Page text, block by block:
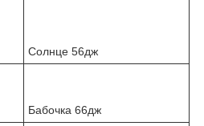
Солнце 56дж
Бабочка 66дж